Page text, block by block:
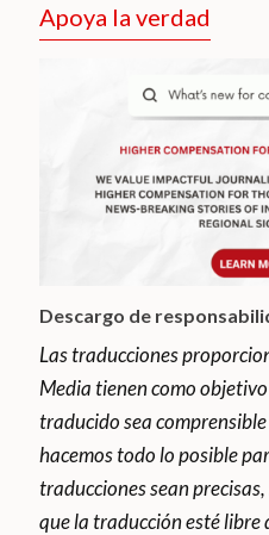
Apoya la verdad
Descargo de
Las traducciones
Media tienen como
traducido sea
hacemos todo lo posible
traducciones sean
que la traducción esté libre